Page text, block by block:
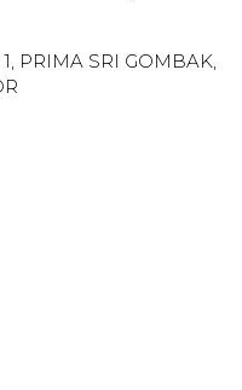
PRIMA SRI GOMBAK,